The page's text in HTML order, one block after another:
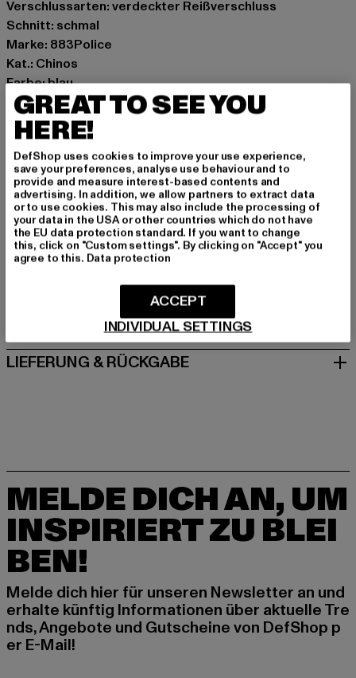
Verschlussarten: verdeckter Reißverschluss
Schnitt: schmal
Marke: 883Police
Kat.: Chinos
Farbe: blau
Hersteller Farbe: navy
Materialzusammensetzung: 98% Baumwolle, 2%
Elasthan
Art.Nr: 0008179-00155
Hersteller: Zabou House |Krishna@zabou.co.uk
Shelley Road, Ashton-on-Ribble | PR2 2ZH Lancashire |
GB
GRÖSSE & PASSFORM
PFLEGEHINWEISE
LIEFERUNG & RÜCKGABE
MELDE DICH AN, UM
INSPIRIERT ZU BLEI
BEN!
Melde dich hier für unseren Newsletter an und
erhalte künftig Informationen über aktuelle Tre
nds, Angebote und Gutscheine von DefShop p
er E-Mail!
GREAT TO SEE YOU
HERE!
DefShop uses cookies to improve your use experience,
save your preferences, analyse use behaviour and to
provide and measure interest-based contents and
advertising. In addition, we allow partners to extract data
or to use cookies. This may also include the processing of
your data in the USA or other countries which do not have
the EU data protection standard. If you want to change
this, click on "Custom settings". By clicking on "Accept" you
agree to this. Data protection
INDIVIDUAL SETTINGS
ACCEPT